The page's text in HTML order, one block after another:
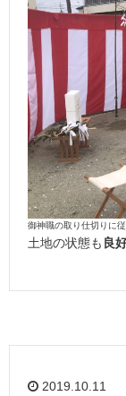
御神職の取り仕切りに従
土地の状態も 良
2019.10.11